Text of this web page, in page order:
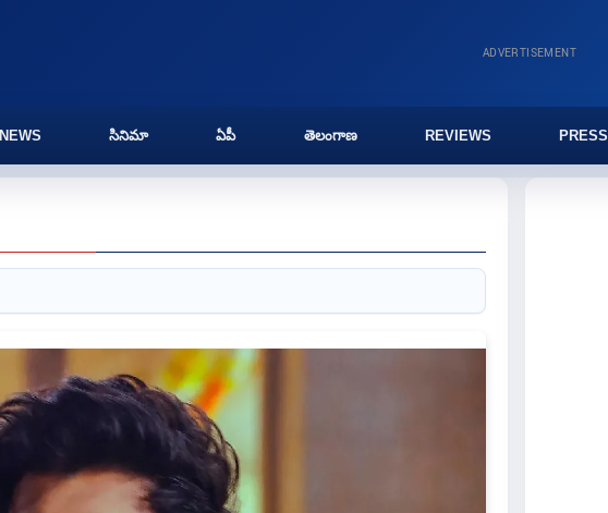
ADVERTISEMENT
NEWS సినిమా ఏపీ తెలంగాణ REVIEWS PRESS